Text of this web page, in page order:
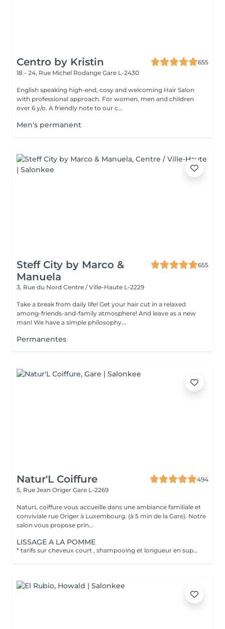
Centro by Kristin
655
18 - 24, Rue Michel Rodange Gare L-2430
English speaking high-end, cosy and welcoming Hair Salon
with professional approach. For women, men and children
over 6 y/o. A friendly note to our c...
Men's permanent
Steff City by Marco &
Manuela
655
3, Rue du Nord Centre / Ville-Haute L-2229
Take a break from daily life! Get your hair cut in a relaxed
among-friends-and-family atmosphere! And leave as a new
man! We have a simple philosophy...
Permanentes
Natur'L Coiffure
494
5, Rue Jean Origer Gare L-2269
NaturL coiffure vous accueille dans une ambiance familiale et
conviviale rue Origer à Luxembourg. (à 5 min de la Gare). Notre
salon vous propose prin...
LISSAGE A LA POMME
* tarifs sur cheveux court , shampooing et longueur en supplément